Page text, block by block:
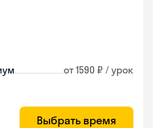
от 1590 ₽ / урок
Выбрать время